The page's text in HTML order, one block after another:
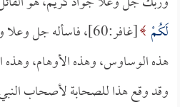
لَكُمْ
[غافر:60]، فاسأله
هذه الوساوس، وهذه الأوهام، وهذه
وقد وقع هذا للصحابة لأصحاب